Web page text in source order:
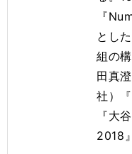
『
とし
組の
田真
社）
『大
2018